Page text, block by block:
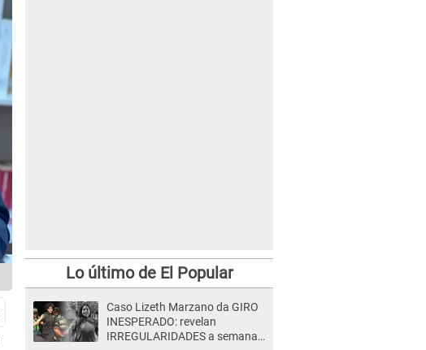
Lo último de El Popular
Caso Lizeth Marzano da GIRO
INESPERADO: revelan
IRREGULARIDADES a semanas